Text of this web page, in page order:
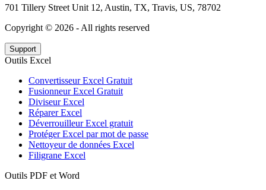
701 Tillery Street Unit 12, Austin, TX, Travis, US, 78702
Copyright © 2026 - All rights reserved
Support
Outils Excel
Convertisseur Excel Gratuit
Fusionneur Excel Gratuit
Diviseur Excel
Réparer Excel
Déverrouilleur Excel gratuit
Protéger Excel par mot de passe
Nettoyeur de données Excel
Filigrane Excel
Outils PDF et Word